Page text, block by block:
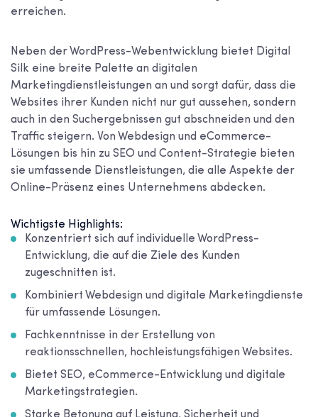
erreichen.
Neben der WordPress-Webentwicklung bietet Digital
Silk eine breite Palette an digitalen
Marketingdienstleistungen an und sorgt dafür, dass die
Websites ihrer Kunden nicht nur gut aussehen, sondern
auch in den Suchergebnissen gut abschneiden und den
Traffic steigern. Von Webdesign und eCommerce-
Lösungen bis hin zu SEO und Content-Strategie bieten
sie umfassende Dienstleistungen, die alle Aspekte der
Online-Präsenz eines Unternehmens abdecken.
Wichtigste Highlights:
Konzentriert sich auf individuelle WordPress-
Entwicklung, die auf die Ziele des Kunden
zugeschnitten ist.
Kombiniert Webdesign und digitale Marketingdienste
für umfassende Lösungen.
Fachkenntnisse in der Erstellung von
reaktionsschnellen, hochleistungsfähigen Websites.
Bietet SEO, eCommerce-Entwicklung und digitale
Marketingstrategien.